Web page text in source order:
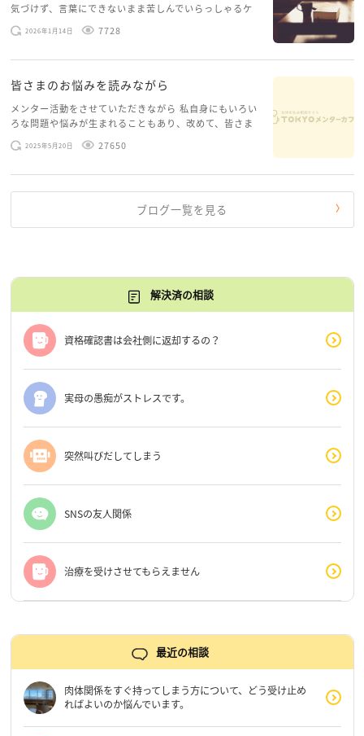
気づけず、言葉にできないまま苦しんでいらっしゃるケ
ースがありますお悩みというのは、心の深いところ（深
層心理）に触れることで、まったく違う角度から解決の
2026年1月14日 7728
皆さまのお悩みを読みながら
メンター活動をさせていただきながら 私自身にもいろい
ろな問題や悩みが生まれることもあり、改めて、皆さま
のお悩みを読みながら 「みんな、もがいてる。わたし
だけじゃないんだな」と、逆に励まされるような日々で
2025年5月20日 27650
ブログ一覧を見る
解決済の相談
資格確認書は会社側に返却するの？
実母の愚痴がストレスです。
突然叫びだしてしまう
SNSの友人関係
治療を受けさせてもらえません
最近の相談
肉体関係をすぐ持ってしまう方について、どう受け止め
ればよいのか悩んでいます。